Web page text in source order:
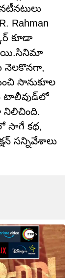
Rahman
కూడా
నెలకొనగా,
సానుకూల
టాలీవుడ్‌లో
సాగే కథ,
సన్నివేశాలు